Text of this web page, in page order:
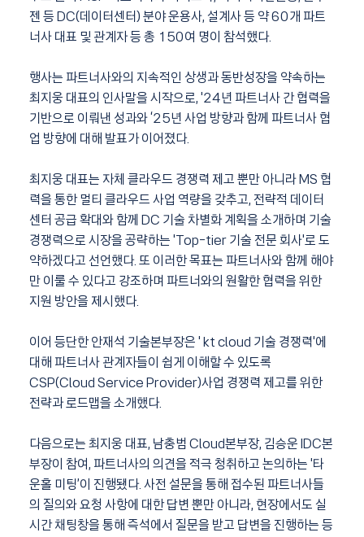
젠 등 DC(데이터센터) 분야 운용사, 설계사 등 약 60개 파트
너사 대표 및 관계자 등 총 150여 명이 참석했다.
행사는 파트너사와의 지속적인 상생과 동반성장을 약속하는
최지웅 대표의 인사말을 시작으로, '24년 파트너사 간 협력을
기반으로 이뤄낸 성과와 ‘25년 사업 방향과 함께 파트너사 협
업 방향에 대해 발표가 이어졌다.
최지웅 대표는 자체 클라우드 경쟁력 제고 뿐만 아니라 MS 협
력을 통한 멀티 클라우드 사업 역량을 갖추고, 전략적 데이터
센터 공급 확대와 함께 DC 기술 차별화 계획을 소개하며 기술
경쟁력으로 시장을 공략하는 'Top-tier 기술 전문 회사'로 도
약하겠다고 선언했다. 또 이러한 목표는 파트너사와 함께 해야
만 이룰 수 있다고 강조하며 파트너와의 원활한 협력을 위한
지원 방안을 제시했다.
이어 등단한 안재석 기술본부장은 ' kt cloud 기술 경쟁력'에
대해 파트너사 관계자들이 쉽게 이해할 수 있도록
CSP(Cloud Service Provider)사업 경쟁력 제고를 위한
전략과 로드맵을 소개했다.
다음으로는 최지웅 대표, 남충범 Cloud본부장, 김승운 IDC본
부장이 참여, 파트너사의 의견을 적극 청취하고 논의하는 '타
운홀 미팅’이 진행됐다. 사전 설문을 통해 접수된 파트너사들
의 질의와 요청 사항에 대한 답변 뿐만 아니라, 현장에서도 실
시간 채팅창을 통해 즉석에서 질문을 받고 답변을 진행하는 등